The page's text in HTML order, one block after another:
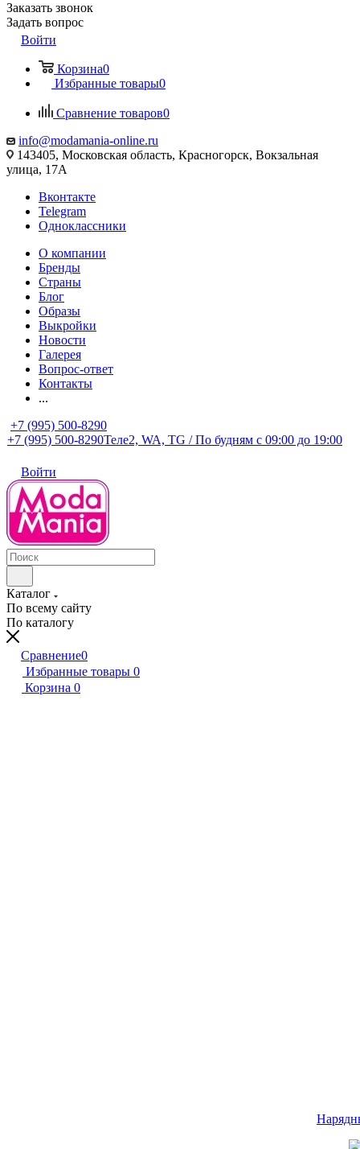
Заказать звонок
Задать вопрос
Войти
Корзина0
Избранные товары0
Сравнение товаров0
info@modamania-online.ru
143405, Московская область, Красногорск, Вокзальная
улица, 17А
Вконтакте
Telegram
Одноклассники
О компании
Бренды
Страны
Блог
Образы
Выкройки
Новости
Галерея
Вопрос-ответ
Контакты
...
+7 (995) 500-8290
+7 (995) 500-8290Теле2, WA, TG / По будням c 09:00 до 19:00
Войти
Каталог
По всему сайту
По каталогу
Сравнение0
Избранные товары 0
Корзина 0